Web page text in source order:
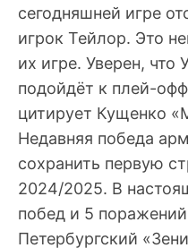
сегодняшней игре
игрок Тейлор. Это
их игре. Уверен,
подойдёт к плей-
цитирует Кущенко
Недавняя победа
сохранить первую
2024/2025. В
побед и 5
Петербургский